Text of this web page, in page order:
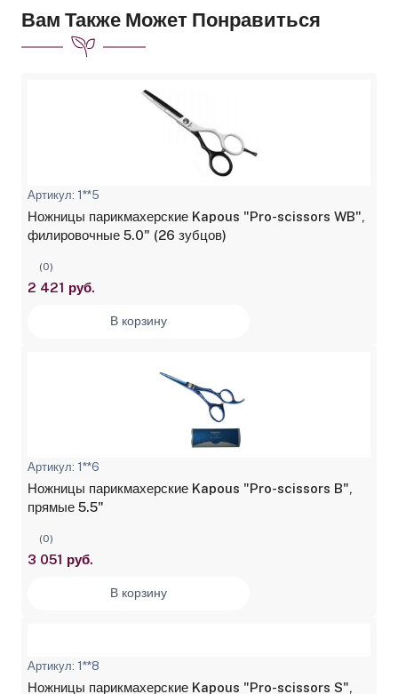
Вам Также Может Понравиться
Артикул: 1**5
Ножницы парикмахерские Kapous "Pro-scissors WB",
филировочные 5.0" (26 зубцов)
(0)
2 421 руб.
В корзину
Артикул: 1**6
Ножницы парикмахерские Kapous "Pro-scissors B",
прямые 5.5"
(0)
3 051 руб.
В корзину
Артикул: 1**8
Ножницы парикмахерские Kapous "Pro-scissors S",